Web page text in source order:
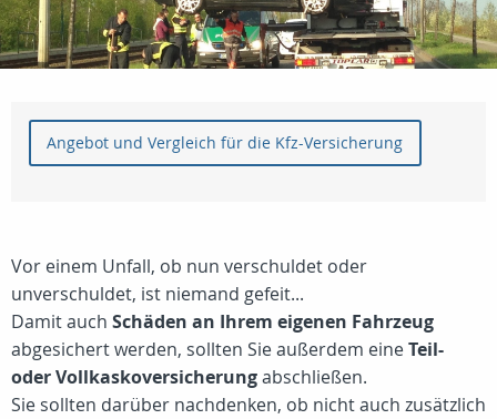
Angebot und Vergleich für die Kfz-Versicherung
Vor einem Unfall, ob nun verschuldet oder
unverschuldet, ist niemand gefeit...
Damit auch Schäden an Ihrem eigenen Fahrzeug
abgesichert werden, sollten Sie außerdem eineTeil-
oder Vollkaskoversicherungabschließen.
Sie sollten darüber nachdenken, ob nicht auch zusätzlich